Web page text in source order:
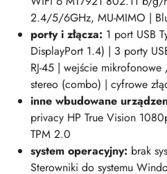
2.4/5/6GHz, MU-MIMO |
porty i złącza: 1 port USB
DisplayPort 1.4) | 3 porty
RJ-45 | wejście
stereo (combo) | cyfrowe
inne wbudowane
privacy HP True Vision
TPM 2.0
system operacyjny: brak
Sterowniki do systemu